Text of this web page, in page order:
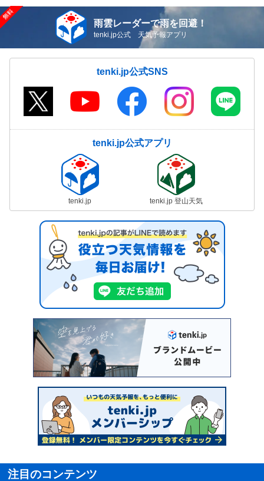
雨雲レーダーで雨を回避！
tenki.jp公式 天気予報アプリ
tenki.jp公式SNS
tenki.jp公式アプリ
tenki.jp tenki.jp 登山天気
注目のコンテンツ